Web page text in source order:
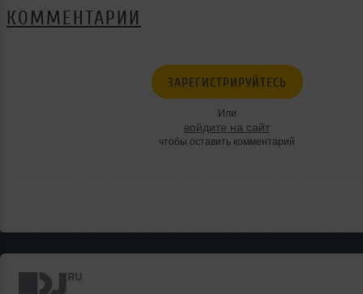
КОММЕНТАРИИ
ЗАРЕГИСТРИРУЙТЕСЬ
Или
войдите на сайт
чтобы оставить комментарий